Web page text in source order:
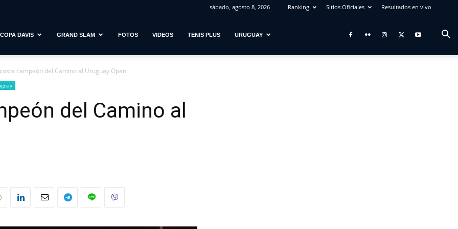
sábado, agosto 8, 2026 Ranking Sitios Oficiales Resultados en vivo
COPA DAVIS GRAND SLAM FOTOS VIDEOS TENIS PLUS URUGUAY
campeón del Camino al Uruguay Open
del Camino al